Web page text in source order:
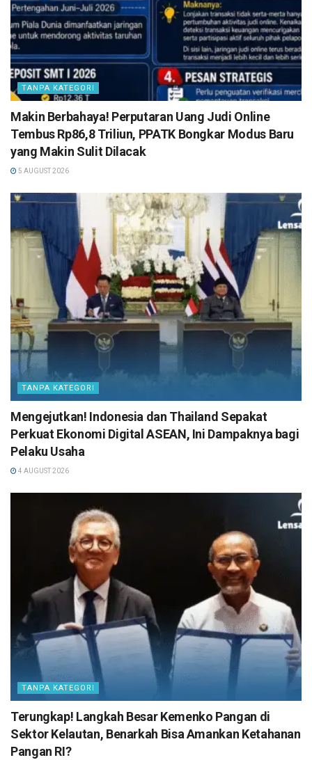
TANPA KATEGORI
Makin Berbahaya! Perputaran Uang Judi Online
Tembus Rp86,8 Triliun, PPATK Bongkar Modus Baru
yang Makin Sulit Dilacak
5 AUGUST 2026
TANPA KATEGORI
Mengejutkan! Indonesia dan Thailand Sepakat
Perkuat Ekonomi Digital ASEAN, Ini Dampaknya bagi
Pelaku Usaha
4 AUGUST 2026
TANPA KATEGORI
Terungkap! Langkah Besar Kemenko Pangan di
Sektor Kelautan, Benarkah Bisa Amankan Ketahanan
Pangan RI?